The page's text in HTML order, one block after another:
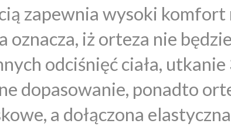
zapewnia wysoki komfort
oznacza, iż orteza nie
odciśnięć ciała,
dopasowanie, ponadto
a dołączona